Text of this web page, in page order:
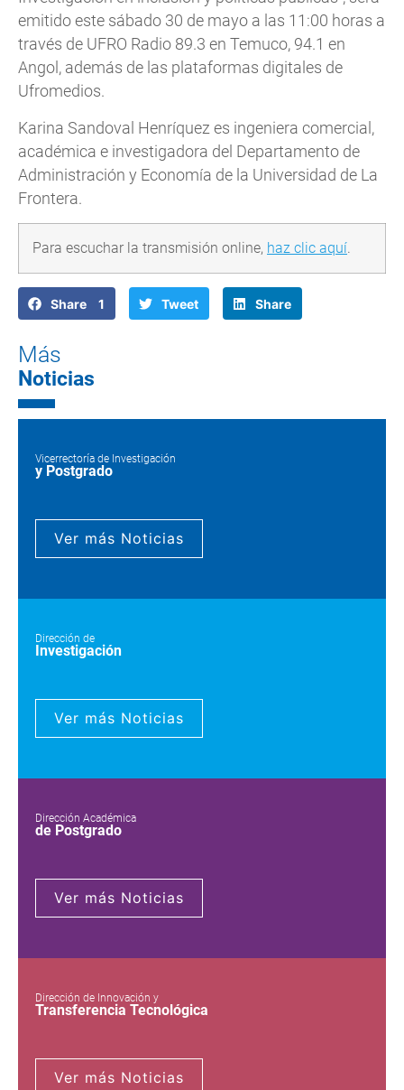
emitido este sábado 30 de mayo a las 11:00 horas a
través de UFRO Radio 89.3 en Temuco, 94.1 en
Angol, además de las plataformas digitales de
Ufromedios.
Karina Sandoval Henríquez es ingeniera comercial,
académica e investigadora del Departamento de
Administración y Economía de la Universidad de La
Frontera.
Para escuchar la transmisión online, haz clic aquí.
Share 1 Tweet Share
Más
Noticias
Vicerrectoría de Investigación
y Postgrado
Ver más Noticias
Dirección de
Investigación
Ver más Noticias
Dirección Académica
de Postgrado
Ver más Noticias
Dirección de Innovación y
Transferencia Tecnológica
Ver más Noticias